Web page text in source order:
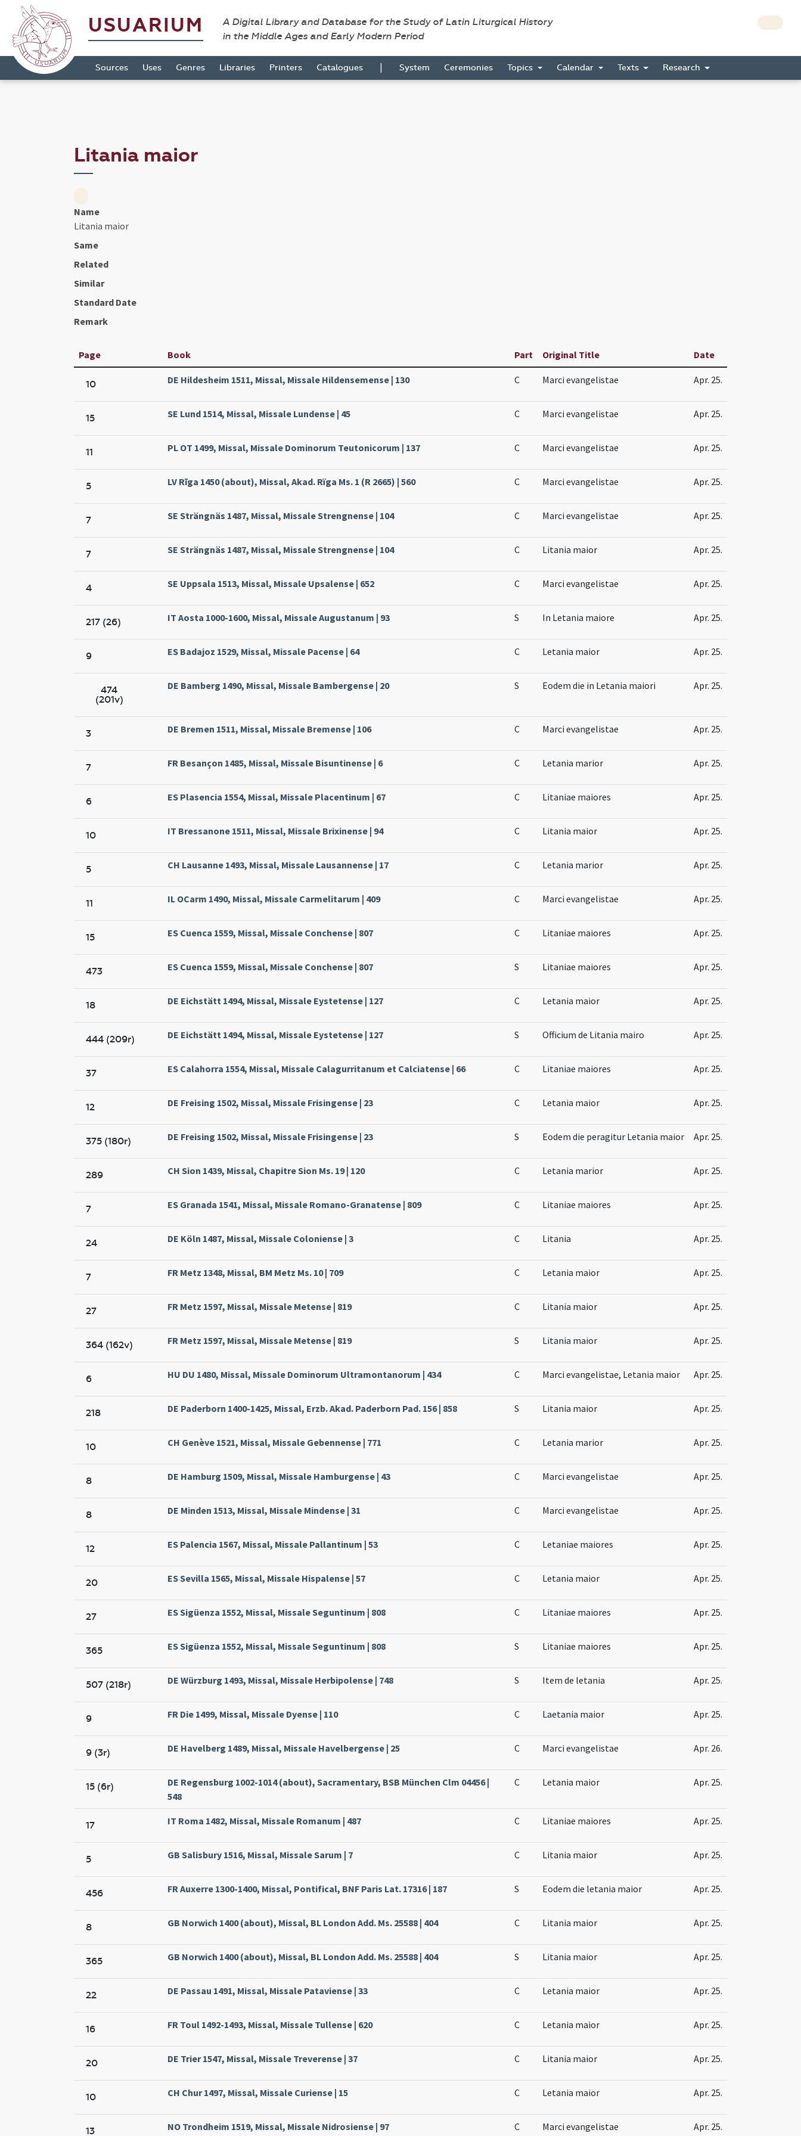
USUARIUM
A Digital Library and Database for the Study of Latin Liturgical History
in the Middle Ages and Early Modern Period
Sources Uses Genres Libraries Printers Catalogues | System Ceremonies Topics Calendar Texts Research
Litania maior
Name
Litania maior
Same
Related
Similar
Standard Date
Remark
Page Book Part Original Title Date
10 DE Hildesheim 1511, Missal, Missale Hildensemense | 130 C Marci evangelistae Apr. 25.
15 SE Lund 1514, Missal, Missale Lundense | 45 C Marci evangelistae Apr. 25.
11 PL OT 1499, Missal, Missale Dominorum Teutonicorum | 137 C Marci evangelistae Apr. 25.
5 LV Rīga 1450 (about), Missal, Akad. Rïga Ms. 1 (R 2665) | 560 C Marci evangelistae Apr. 25.
7 SE Strängnäs 1487, Missal, Missale Strengnense | 104 C Marci evangelistae Apr. 25.
7 SE Strängnäs 1487, Missal, Missale Strengnense | 104 C Litania maior Apr. 25.
4 SE Uppsala 1513, Missal, Missale Upsalense | 652 C Marci evangelistae Apr. 25.
217 (26) IT Aosta 1000-1600, Missal, Missale Augustanum | 93 S In Letania maiore Apr. 25.
9 ES Badajoz 1529, Missal, Missale Pacense | 64 C Letania maior Apr. 25.
474
(201v)
DE Bamberg 1490, Missal, Missale Bambergense | 20 S Eodem die in Letania maiori Apr. 25.
3 DE Bremen 1511, Missal, Missale Bremense | 106 C Marci evangelistae Apr. 25.
7 FR Besançon 1485, Missal, Missale Bisuntinense | 6 C Letania marior Apr. 25.
6 ES Plasencia 1554, Missal, Missale Placentinum | 67 C Litaniae maiores Apr. 25.
10 IT Bressanone 1511, Missal, Missale Brixinense | 94 C Litania maior Apr. 25.
5 CH Lausanne 1493, Missal, Missale Lausannense | 17 C Letania marior Apr. 25.
11 IL OCarm 1490, Missal, Missale Carmelitarum | 409 C Marci evangelistae Apr. 25.
15 ES Cuenca 1559, Missal, Missale Conchense | 807 C Litaniae maiores Apr. 25.
473 ES Cuenca 1559, Missal, Missale Conchense | 807 S Litaniae maiores Apr. 25.
18 DE Eichstätt 1494, Missal, Missale Eystetense | 127 C Letania maior Apr. 25.
444 (209r) DE Eichstätt 1494, Missal, Missale Eystetense | 127 S Officium de Litania mairo Apr. 25.
37 ES Calahorra 1554, Missal, Missale Calagurritanum et Calciatense | 66 C Litaniae maiores Apr. 25.
12 DE Freising 1502, Missal, Missale Frisingense | 23 C Letania maior Apr. 25.
375 (180r) DE Freising 1502, Missal, Missale Frisingense | 23 S Eodem die peragitur Letania maior Apr. 25.
289 CH Sion 1439, Missal, Chapitre Sion Ms. 19 | 120 C Letania marior Apr. 25.
7 ES Granada 1541, Missal, Missale Romano-Granatense | 809 C Litaniae maiores Apr. 25.
24 DE Köln 1487, Missal, Missale Coloniense | 3 C Litania Apr. 25.
7 FR Metz 1348, Missal, BM Metz Ms. 10 | 709 C Letania maior Apr. 25.
27 FR Metz 1597, Missal, Missale Metense | 819 C Litania maior Apr. 25.
364 (162v) FR Metz 1597, Missal, Missale Metense | 819 S Litania maior Apr. 25.
6 HU DU 1480, Missal, Missale Dominorum Ultramontanorum | 434 C Marci evangelistae, Letania maior Apr. 25.
218 DE Paderborn 1400-1425, Missal, Erzb. Akad. Paderborn Pad. 156 | 858 S Litania maior Apr. 25.
10 CH Genève 1521, Missal, Missale Gebennense | 771 C Letania marior Apr. 25.
8 DE Hamburg 1509, Missal, Missale Hamburgense | 43 C Marci evangelistae Apr. 25.
8 DE Minden 1513, Missal, Missale Mindense | 31 C Marci evangelistae Apr. 25.
12 ES Palencia 1567, Missal, Missale Pallantinum | 53 C Letaniae maiores Apr. 25.
20 ES Sevilla 1565, Missal, Missale Hispalense | 57 C Letania maior Apr. 25.
27 ES Sigüenza 1552, Missal, Missale Seguntinum | 808 C Litaniae maiores Apr. 25.
365 ES Sigüenza 1552, Missal, Missale Seguntinum | 808 S Litaniae maiores Apr. 25.
507 (218r) DE Würzburg 1493, Missal, Missale Herbipolense | 748 S Item de letania Apr. 25.
9 FR Die 1499, Missal, Missale Dyense | 110 C Laetania maior Apr. 25.
9 (3r) DE Havelberg 1489, Missal, Missale Havelbergense | 25 C Marci evangelistae Apr. 26.
15 (6r)
DE Regensburg 1002-1014 (about), Sacramentary, BSB München Clm 04456 |
548
C Letania maior Apr. 25.
17 IT Roma 1482, Missal, Missale Romanum | 487 C Litaniae maiores Apr. 25.
5 GB Salisbury 1516, Missal, Missale Sarum | 7 C Litania maior Apr. 25.
456 FR Auxerre 1300-1400, Missal, Pontifical, BNF Paris Lat. 17316 | 187 S Eodem die letania maior Apr. 25.
8 GB Norwich 1400 (about), Missal, BL London Add. Ms. 25588 | 404 C Litania maior Apr. 25.
365 GB Norwich 1400 (about), Missal, BL London Add. Ms. 25588 | 404 S Litania maior Apr. 25.
22 DE Passau 1491, Missal, Missale Pataviense | 33 C Letania maior Apr. 25.
16 FR Toul 1492-1493, Missal, Missale Tullense | 620 C Letania maior Apr. 25.
20 DE Trier 1547, Missal, Missale Treverense | 37 C Litania maior Apr. 25.
10 CH Chur 1497, Missal, Missale Curiense | 15 C Letania maior Apr. 25.
13 NO Trondheim 1519, Missal, Missale Nidrosiense | 97 C Marci evangelistae Apr. 25.